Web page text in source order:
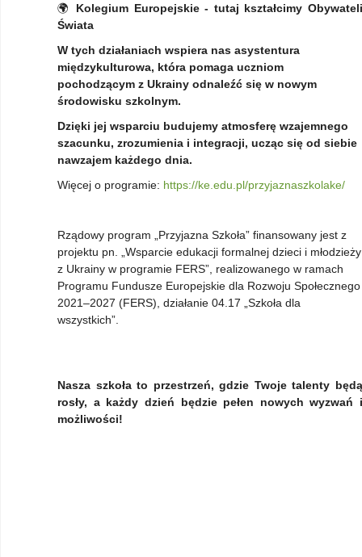
🌍 Kolegium Europejskie - tutaj kształcimy
Świata
W tych działaniach wspiera nas asystentura
międzykulturowa, która pomaga uczniom
pochodzącym z Ukrainy odnaleźć się w nowym
środowisku szkolnym.
Dzięki jej wsparciu budujemy atmosferę wzajemnego
szacunku, zrozumienia i integracji, ucząc się od siebie
nawzajem każdego dnia.
Więcej o programie: https://ke.edu.pl/przyjaznaszkolake/
Rządowy program „Przyjazna Szkoła” finansowany jest z
projektu pn. „Wsparcie edukacji formalnej dzieci i młodzieży
z Ukrainy w programie FERS”, realizowanego w ramach
Programu Fundusze Europejskie dla Rozwoju Społecznego
2021–2027 (FERS), działanie 04.17 „Szkoła dla
wszystkich”.
Nasza szkoła to przestrzeń, gdzie Twoje talenty będą
rosły, a każdy dzień będzie pełen nowych wyzwań i
możliwości!